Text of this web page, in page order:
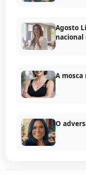
Agosto
nacional
A mosca
O